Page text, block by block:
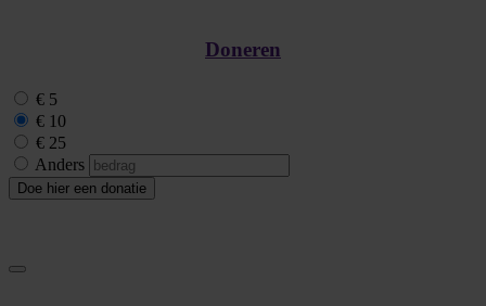
Doneren
€ 5
€ 10
€ 25
Anders
Doe hier een donatie